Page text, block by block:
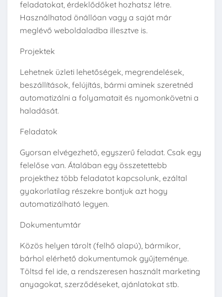
feladatokat, érdeklődőket hozhatsz létre.
Használhatod önállóan vagy a saját már
meglévő weboldaladba illesztve is.
Projektek
Lehetnek üzleti lehetőségek, megrendelések,
beszállítások, felújítás, bármi aminek szeretnéd
automatizálni a folyamatait és nyomonkövetni a
haladását.
Feladatok
Gyorsan elvégezhető, egyszerű feladat. Csak egy
felelőse van. Átalában egy összetettebb
projekthez több feladatot kapcsolunk, ezáltal
gyakorlatilag részekre bontjuk azt hogy
automatizálható legyen.
Dokumentumtár
Közös helyen tárolt (felhő alapú), bármikor,
bárhol elérhető dokumentumok gyűjteménye.
Töltsd fel ide, a rendszeresen használt marketing
anyagokat, szerződéseket, ajánlatokat stb.